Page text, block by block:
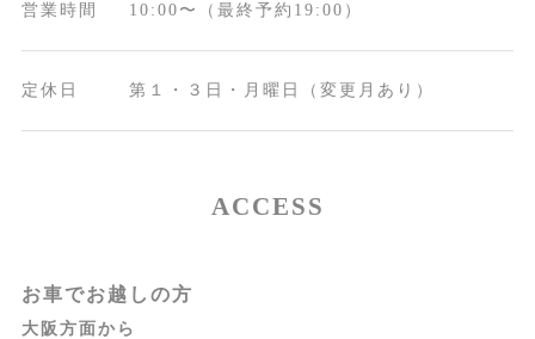
営業時間 10:00〜（最終予約19:00）
定休日 第１・３日・月曜日（変更月あり）
ACCESS
お車でお越しの方
大阪方面から